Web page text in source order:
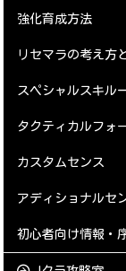
強化育成方法
リセマラの考え方
スペシャルスキル
タクティカルフォ
カスタムセンス
アディショナルセ
初心者向け情報・